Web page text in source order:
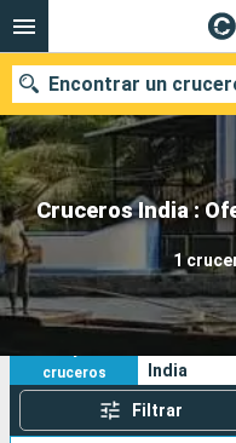
Cruceros India :
1
Encontrar un
Nuestros destinos
Fecha de salida
Puertos
1
cruceros
India
Filtrar